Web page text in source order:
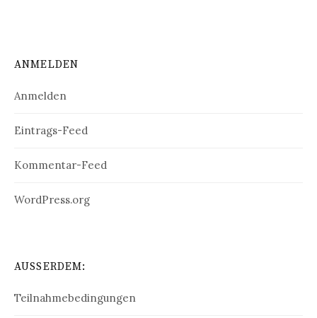
ANMELDEN
Anmelden
Eintrags-Feed
Kommentar-Feed
WordPress.org
AUSSERDEM:
Teilnahmebedingungen